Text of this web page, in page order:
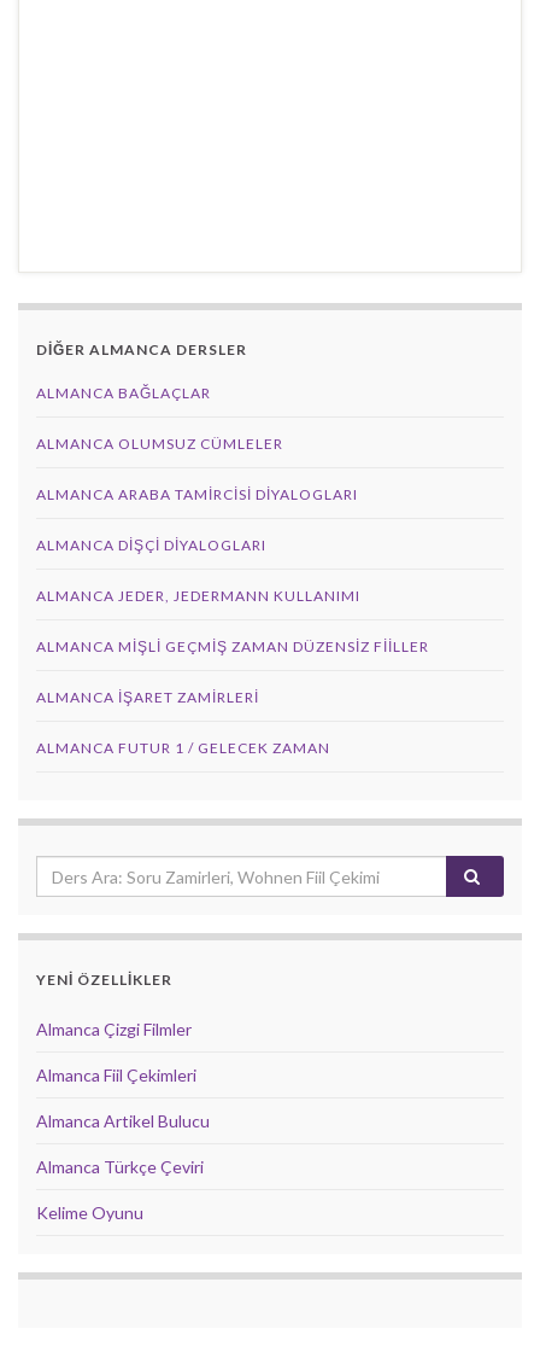
DİĞER ALMANCA DERSLER
ALMANCA BAĞLAÇLAR
ALMANCA OLUMSUZ CÜMLELER
ALMANCA ARABA TAMIRCISI DIYALOGLARI
ALMANCA DIŞÇI DIYALOGLARI
ALMANCA JEDER, JEDERMANN KULLANIMI
ALMANCA MIŞLI GEÇMIŞ ZAMAN DÜZENSIZ FIILLER
ALMANCA İŞARET ZAMIRLERI
ALMANCA FUTUR 1 / GELECEK ZAMAN
YENİ ÖZELLİKLER
Almanca Çizgi Filmler
Almanca Fiil Çekimleri
Almanca Artikel Bulucu
Almanca Türkçe Çeviri
Kelime Oyunu